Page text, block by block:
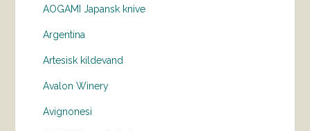
AOGAMI Japansk knive
Argentina
Artesisk kildevand
Avalon Winery
Avignonesi